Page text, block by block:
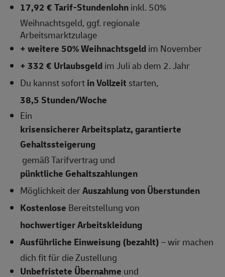
17,92 € Tarif-Stundenlohninkl. 50%
Weihnachtsgeld, ggf. regionale
Arbeitsmarktzulage
+ weitere 50% Weihnachtsgeldim November
+ 332 € Urlaubsgeldim Juli ab dem 2. Jahr
Du kannst sofortin Vollzeit starten,
38,5 Stunden/Woche
Ein
krisensicherer Arbeitsplatz, garantierte
Gehaltssteigerung
gemäß Tarifvertrag und
pünktliche Gehaltszahlungen
Möglichkeit derAuszahlung von Überstunden
Kostenlose Bereitstellung von
hochwertiger Arbeitskleidung
Ausführliche Einweisung (bezahlt)– wir machen
dich fit für die Zustellung
Unbefristete Übernahme und